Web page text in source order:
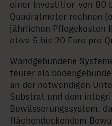
einer Investition von 80
Quadratmeter rechnen
jährlichen Pflegekosten
etwa 5 bis 20 Euro pro
Wandgebundene
teurer als
an der notwendigen
Substrat und dem
Bewässerungssystem,
flächendeckendem